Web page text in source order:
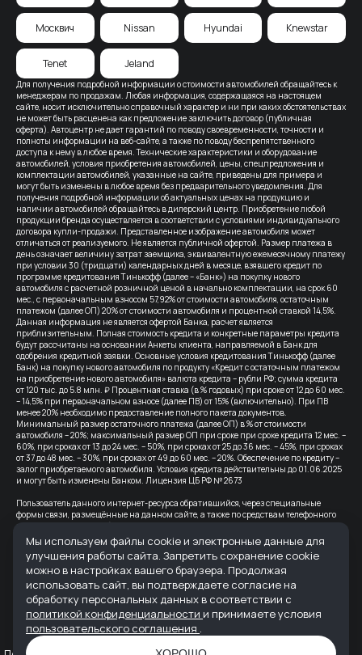
Для получения подробной информации о стоимости автомобилей обращайтесь к
менеджерам по продажам. Любая информация, содержащаяся на настоящем
сайте, носит исключительно справочный характер и ни при каких обстоятельствах
не может быть расценена как предложение заключить договор (публичная
оферта). Автоцентр не дает гарантий по поводу своевременности, точности и
полноты информации на веб-сайте, а также по поводу беспрепятственного
доступа к нему в любое время. Технические характеристики и оборудование
автомобилей, условия приобретения автомобилей, цены, спецпредложения и
комплектации автомобилей, указанные на сайте, приведены для примера и
могут быть изменены в любое время без предварительного уведомления. Для
получения подробной информации об актуальных ценах на продукцию и
наличии автомобилей обращайтесь в дилерский центр. Приобретение любой
продукции бренда осуществляется в соответствии с условиями индивидуального
договора купли-продажи. Представленное изображение автомобиля может
отличаться от реализуемого. Не является публичной офертой. Размер платежа в
день означает величину затрат заемщика, эквивалентную ежемесячному платежу
при условии 30 (тридцати) календарных дней в месяце, взявшего кредит по
программе кредитования Тинькофф (далее – «Банк») на покупку нового
автомобиля с расчетной розничной ценой в начально комплектации, на срок 60
мес., с первоначальным взносом 57,92% от стоимости автомобиля, остаточным
платежом (далее ОП) 20% от стоимости автомобиля и процентной ставкой 14,5%.
Данная информация не является офертой Банка, расчет является
приблизительным. Полная стоимость кредита и конкретные параметры кредита
будут рассчитаны на основании Анкеты клиента, направляемой в Банк для
одобрения кредитной заявки. Основные условия кредитования Тинькофф (далее
Банк) на покупку нового автомобиля по продукту «Кредит с остаточным платежом
на приобретение нового автомобиля» валюта кредита – рубли РФ; сумма кредита
от 120 тыс. до 5.8 млн. ₽ Процентная ставка (в % годовых) при сроке от 12 до 60 мес.
– 14,5% при первоначальном взносе (далее ПВ) от 15% (включительно). При ПВ
менее 20% необходимо предоставление полного пакета документов.
Минимальный размер остаточного платежа (далее ОП) в % от стоимости
автомобиля – 20%; максимальный размер ОП при сроке при сроке кредита 12 мес. –
60%, при сроках от 13 до 24 мес. – 50%, при сроках от 25 до 36 мес. – 45%, при сроках
от 37 до 48 мес. – 30%, при сроках от 49 до 60 мес. – 20%. Обеспечение по кредиту –
залог приобретаемого автомобиля. Условия кредита действительны до 01.06.2025
и могут быть изменены Банком. Лицензия ЦБ РФ № 2673
Пользователь данного интернет-ресурса обратившийся, через специальные
формы связи, размещённые на данном сайте, а также по средствам телефонного
звонка, выражает свое безусловное согласие продолжить устную или письменную
коммуникацию с помощью электронных средств связи, в т.ч.: sms-
информирование, e-mail-рассылка и т.п. и т.д.
Все цены на сайте указаны с учетом скидок.
Банк-партнер: ВТБ (ПАО), Лицензия Банка ВТБ — №1000 от 08.07.2015. Партнер по
страхованию: СПАО «Ингосстрах», лицензия ЦБ РФ № 0928
Реквизиты организации: ООО "АВРОРА" ИНН 6165235622 ОГРН 1236100007373
Москвич Nissan Hyundai Knewstar
Tenet Jeland
Мы используем файлы cookie и электронные данные для
улучшения работы сайта. Запретить сохранение cookie
можно в настройках вашего браузера. Продолжая
использовать сайт, вы подтверждаете согласие на
обработку персональных данных в соответствии с
политикой конфиденциальности и принимаете условия
пользовательского соглашения .